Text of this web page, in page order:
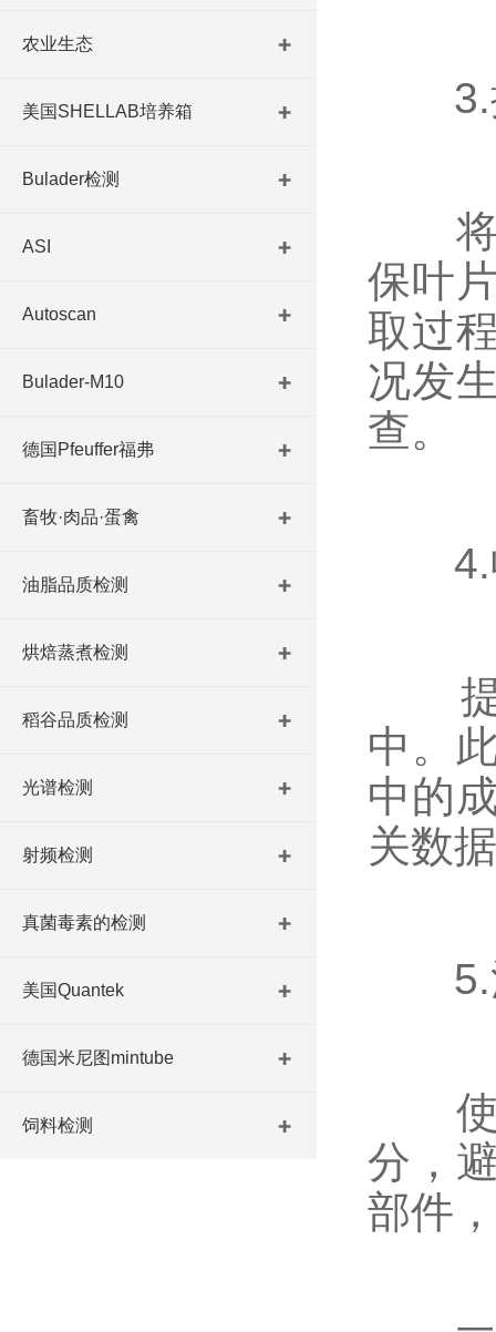
农业生态
美国SHELLAB培养箱
Bulader检测
ASI
Autoscan
Bulader-M10
德国Pfeuffer福弗
畜牧·肉品·蛋禽
油脂品质检测
烘焙蒸煮检测
稻谷品质检测
光谱检测
射频检测
真菌毒素的检测
美国Quantek
德国米尼图mintube
饲料检测
3.
将
保叶
取过
况发
查。
4.
提
中。
中的
关数
5.
使
分，
部件